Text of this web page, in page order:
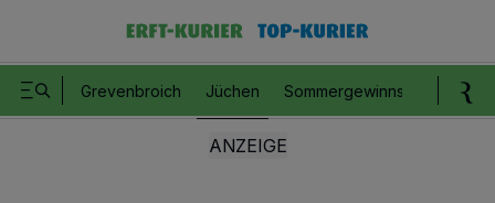
Grevenbroich Jüchen Sommergewinnspiel